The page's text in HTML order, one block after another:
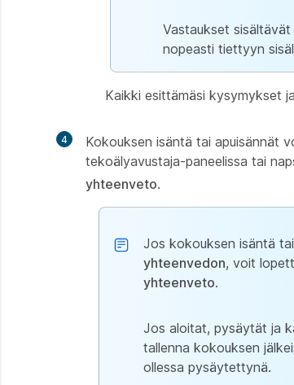
Vastaukset
nopeasti tiettyyn
Kaikki esittämäsi kysymykset
4 Kokouksen isäntä tai apuisännät
tekoälyavustaja-paneelissa tai
yhteenveto.
Jos kokouksen isäntä
yhteenvedon, voit
yhteenveto.
Jos aloitat, pysäytät ja
tallenna kokouksen
ollessa pysäytettynä.